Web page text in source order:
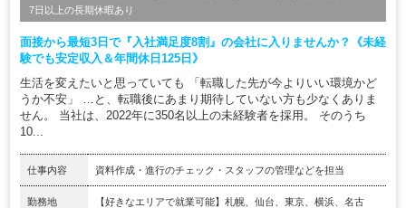
7日以上の長期休暇あり
面接から最短3日で『入社満足度8割』の会社に入りませんか？《未経
験でも安定収入＆年間休日125日》
生活を変えたいと思っていても 「転職した先が今よりいい環境かど
うか不安」 …と、転職後にあまり期待していない方も少なくありま
せん。 当社は、2022年に350名以上の未経験者を採用。 そのうち
10...
仕事内容 資料作成・進行のチェック・スタッフの管理などを担当
勤務地 【好きなエリアで就業可能】札幌、仙台、東京、横浜、名古